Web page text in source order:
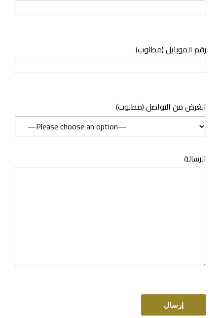
رقم الموبايل (مطلوب)
(مطلوب) الغرض من التواصل
الرسالة